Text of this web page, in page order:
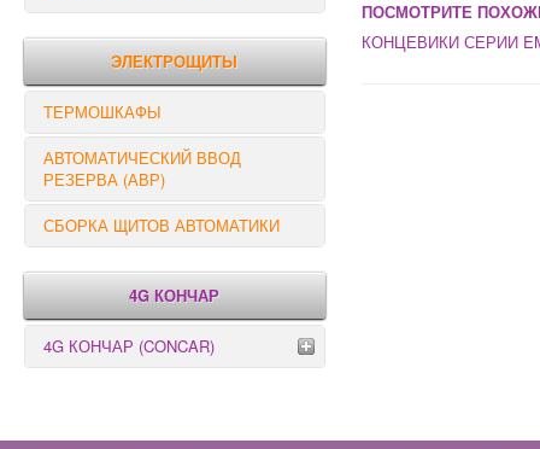
РЕЛЕ КОНТРОЛЯ
ЭЛЕКТРОЩИТЫ
ТЕРМОШКАФЫ
АВТОМАТИЧЕСКИЙ ВВОД
РЕЗЕРВА (АВР)
СБОРКА ЩИТОВ АВТОМАТИКИ
4G КОНЧАР
4G КОНЧАР (CONCAR)
ПОСМОТРИТЕ
КОНЦЕВИКИ СЕРИИ